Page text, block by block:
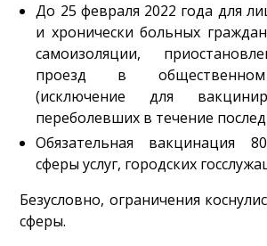
До 25 февраля 2022 года для
и хронически больных
самоизоляции,
проезд в общественном
(исключение для
переболевших в течение
Обязательная вакцинация
сферы услуг, городских
Безусловно, ограничения
сферы.